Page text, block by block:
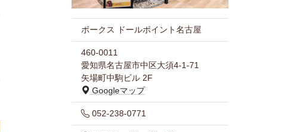
ボークス ドールポイント名古屋
460-0011
愛知県名古屋市中区大須4-1-71
矢場町中駒ビル 2F
Googleマップ
052-238-0771